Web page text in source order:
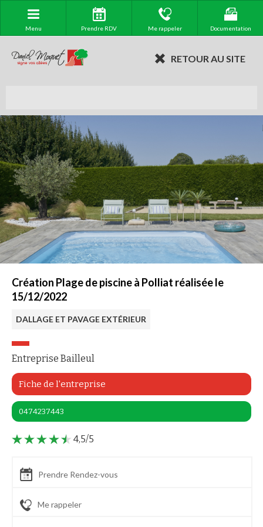
Menu Prendre RDV Me rappeler Documentation
RETOUR AU SITE
Création Plage de piscine à Polliat réalisée le
15/12/2022
DALLAGE ET PAVAGE EXTÉRIEUR
Entreprise Bailleul
Fiche de l'entreprise
0474237443
4,5/5
Prendre Rendez-vous
Me rappeler